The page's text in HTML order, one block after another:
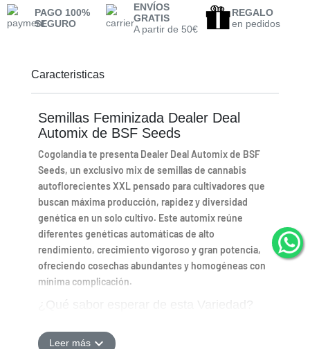
PAGO 100%
SEGURO
ENVÍOS
GRATIS
A partir de 50€
REGALO
en pedidos
Caracteristicas
Semillas Feminizada Dealer Deal
Automix de BSF Seeds
Cogolandia te presenta Dealer Deal Automix de BSF
Seeds, un exclusivo mix de semillas de cannabis
autoflorecientes XXL pensado para cultivadores que
buscan máxima producción, rapidez y diversidad
genética en un solo cultivo. Este automix reúne
diferentes genéticas automáticas de alto
rendimiento, crecimiento vigoroso y gran potencia,
ofreciendo cosechas abundantes y homogéneas con
mínima complicación.
¿Qué sabor esperar de esta Variedad?
podemos esperar una amplia combinación de aromas
Leer más expand_more